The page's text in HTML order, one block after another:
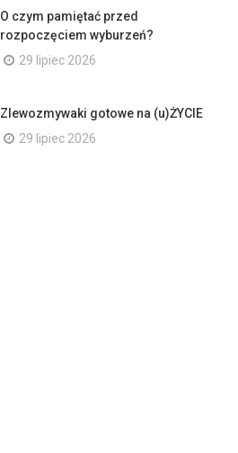
O czym pamiętać przed
rozpoczęciem wyburzeń?
29 lipiec 2026
Zlewozmywaki gotowe na (u)ŻYCIE
29 lipiec 2026